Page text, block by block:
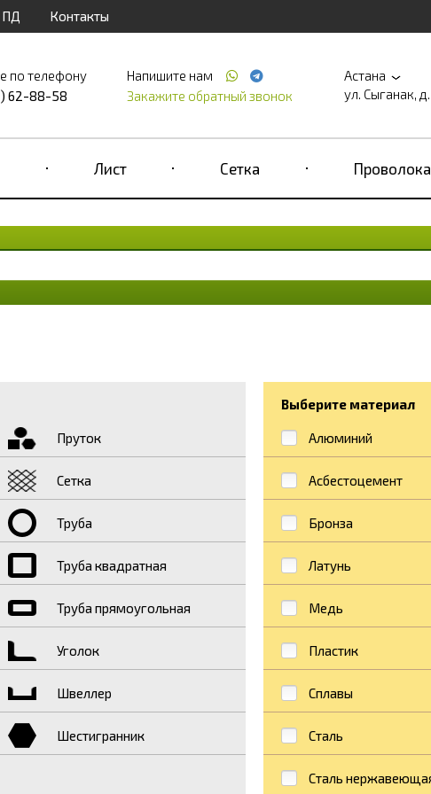
ПД Контакты
по телефону
62-88-58
Напишите нам
Закажите обратный звонок
Астана
ул. Сыганак,
Лист Сетка Проволока
Пруток
Сетка
Труба
Труба квадратная
Труба прямоугольная
Уголок
Швеллер
Шестигранник
Выберите материал
Алюминий
Асбестоцемент
Бронза
Латунь
Медь
Пластик
Сплавы
Сталь
Сталь